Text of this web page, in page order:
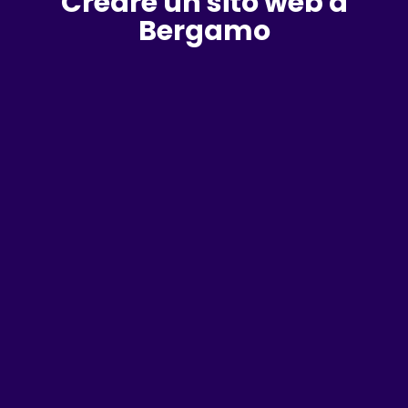
Bergamo